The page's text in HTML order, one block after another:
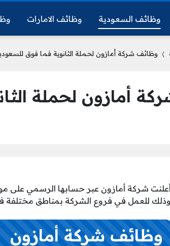
وظائف السعودية وظائف الامارات
وظائف شركة أمازون لحملة الثانوية فما فوق
أمازون لحملة
أعلنت شركة أمازون عبر حسابها الرسمي على
وذلك للعمل في فروع الشركة بمناطق مختلفة في
وظائف شركة أمازون